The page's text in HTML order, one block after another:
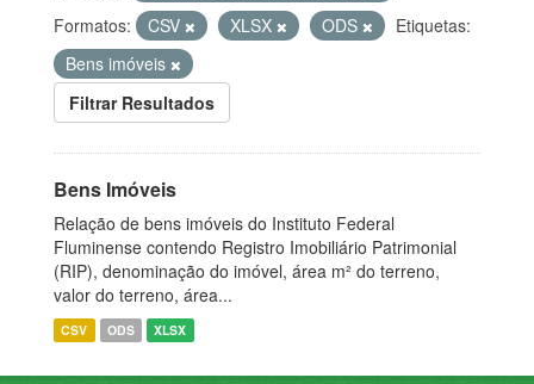
Formatos:
CSV XLSX ODS
Etiquetas:
Bens imóveis
Filtrar Resultados
Bens Imóveis
Relação de bens imóveis do Instituto Federal
Fluminense contendo Registro Imobiliário Patrimonial
(RIP), denominação do imóvel, área m² do terreno,
valor do terreno, área...
CSV ODS XLSX